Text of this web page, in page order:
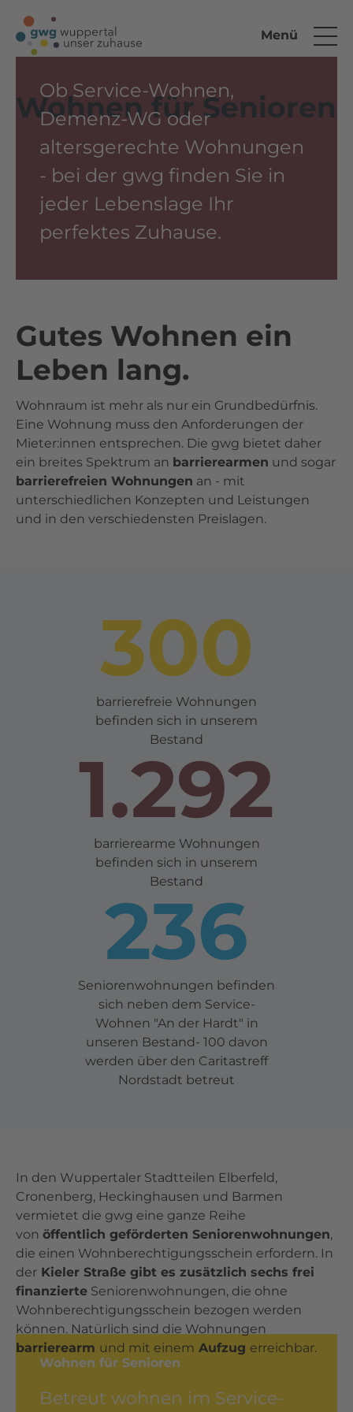
Menü
Wohnen für Senioren
Ob Service-Wohnen,
Demenz-WG oder
altersgerechte Wohnungen
- bei der gwg finden Sie in
jeder Lebenslage Ihr
perfektes Zuhause.
Gutes Wohnen ein
Leben lang.
Wohnraum ist mehr als nur ein Grundbedürfnis.
Eine Wohnung muss den Anforderungen der
Mieter:innen entsprechen. Die gwg bietet daher
ein breites Spektrum an barrierearmen und sogar
barrierefreien Wohnungen an - mit
unterschiedlichen Konzepten und Leistungen
und in den verschiedensten Preislagen.
300
barrierefreie Wohnungen
befinden sich in unserem
Bestand
1.300
barrierearme Wohnungen
befinden sich in unserem
Bestand
238
Seniorenwohnungen befinden
sich neben dem Service-
Wohnen "An der Hardt" in
unseren Bestand- 100 davon
werden über den Caritastreff
Nordstadt betreut
In den Wuppertaler Stadtteilen Elberfeld,
Cronenberg, Heckinghausen und Barmen
vermietet die gwg eine ganze Reihe
von öffentlich geförderten Seniorenwohnungen,
die einen Wohnberechtigungsschein erfordern. In
der Kieler Straße gibt es zusätzlich sechs frei
finanzierte Seniorenwohnungen, die ohne
Wohnberechtigungsschein bezogen werden
können. Natürlich sind die Wohnungen
barrierearm und mit einem Aufzug erreichbar.
Wohnen für Senioren
Betreut wohnen im Service-